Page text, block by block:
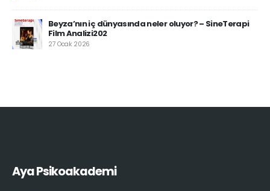
Beyza’nın iç dünyasında neler oluyor? – SineTerapi
Film Analizi202
27 Ocak 2026
Aya Psikoakademi